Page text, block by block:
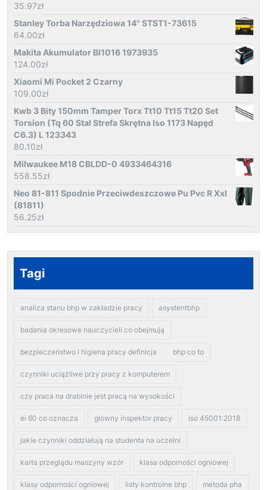
35.97zł
Stanley Torba Narzędziowa 14" STST1-73615
64.00zł
Makita Akumulator Bl1016 1973935
124.00zł
Xiaomi Mi Pocket 2 Czarny
109.00zł
Kwb 3 Bity 150mm Tamper Torx Tt10 Tt15 Tt20 Set
Torsion (Tq 60 Stal Strefa Skrętna Iso 1173 Napęd
C6.3) L 123343
80.10zł
Milwaukee M18 CBLDD-0 4933464316
558.55zł
Neo 81-811 Spodnie Przeciwdeszczowe Pu Pvc R Xxl
(81811)
56.25zł
Tagi
analiza stanu bhp w zakładzie pracy asystentbhp
badania okresowe nauczycieli co obejmują
bezpieczeństwo i higiena pracy definicja bhp co to
czynniki uciążliwe przy pracy z komputerem
czy praca na drabinie jest pracą na wysokości
ei 60 co oznacza glowny inspektor pracy iso 45001:2018
jakie czynniki oddziałują na studenta na uczelni
karta przeglądu maszyny wzór klasa odporności ogniowej
klasy odporności ogniowej listy kontrolne bhp metoda pha